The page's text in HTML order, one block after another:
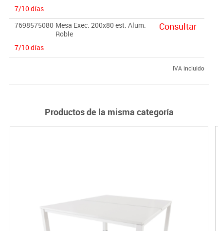
7/10 días
7698575080 Mesa Exec. 200x80 est. Alum.
Roble
7/10 días
Consultar
IVA incluido
Productos de la misma categoría